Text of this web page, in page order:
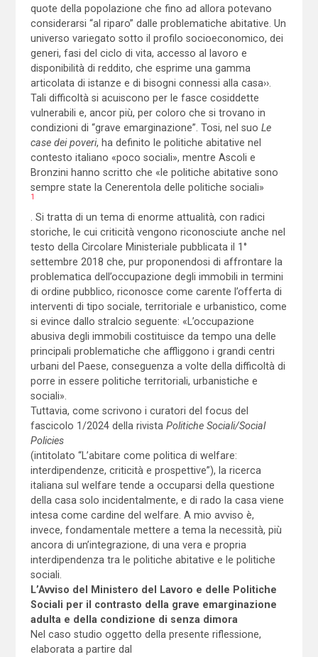
quote della popolazione che fino ad allora potevano
considerarsi “al riparo” dalle problematiche abitative. Un
universo variegato sotto il profilo socioeconomico, dei
generi, fasi del ciclo di vita, accesso al lavoro e
disponibilità di reddito, che esprime una gamma
articolata di istanze e di bisogni connessi alla casa››.
Tali difficoltà si acuiscono per le fasce cosiddette
vulnerabili e, ancor più, per coloro che si trovano in
condizioni di “grave emarginazione”. Tosi, nel suo Le
case dei poveri, ha definito le politiche abitative nel
contesto italiano «poco sociali», mentre Ascoli e
Bronzini hanno scritto che «le politiche abitative sono
sempre state la Cenerentola delle politiche sociali»
1
. Si tratta di un tema di enorme attualità, con radici
storiche, le cui criticità vengono riconosciute anche nel
testo della Circolare Ministeriale pubblicata il 1°
settembre 2018 che, pur proponendosi di affrontare la
problematica dell’occupazione degli immobili in termini
di ordine pubblico, riconosce come carente l’offerta di
interventi di tipo sociale, territoriale e urbanistico, come
si evince dallo stralcio seguente: «L’occupazione
abusiva degli immobili costituisce da tempo una delle
principali problematiche che affliggono i grandi centri
urbani del Paese, conseguenza a volte della difficoltà di
porre in essere politiche territoriali, urbanistiche e
sociali».
Tuttavia, come scrivono i curatori del focus del
fascicolo 1/2024 della rivista Politiche Sociali/Social
Policies
(intitolato “L’abitare come politica di welfare:
interdipendenze, criticità e prospettive”), la ricerca
italiana sul welfare tende a occuparsi della questione
della casa solo incidentalmente, e di rado la casa viene
intesa come cardine del welfare. A mio avviso è,
invece, fondamentale mettere a tema la necessità, più
ancora di un’integrazione, di una vera e propria
interdipendenza tra le politiche abitative e le politiche
sociali.
L’Avviso del Ministero del Lavoro e delle Politiche
Sociali per il contrasto della grave emarginazione
adulta e della condizione di senza dimora
Nel caso studio oggetto della presente riflessione,
elaborata a partire dal